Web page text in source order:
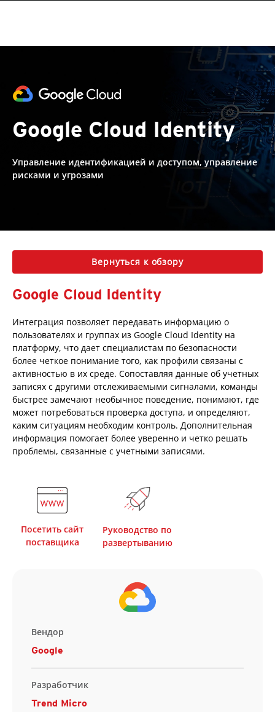
Google Cloud Identity
Управление идентификацией и доступом, управление
рисками и угрозами
Вернуться к обзору
Google Cloud Identity
Интеграция позволяет передавать информацию о
пользователях и группах из Google Cloud Identity на
платформу, что дает специалистам по безопасности
более четкое понимание того, как профили связаны с
активностью в их среде. Сопоставляя данные об учетных
записях с другими отслеживаемыми сигналами, команды
быстрее замечают необычное поведение, понимают, где
может потребоваться проверка доступа, и определяют,
каким ситуациям необходим контроль. Дополнительная
информация помогает более уверенно и четко решать
проблемы, связанные с учетными записями.
Посетить сайт
поставщика
Руководство по
развертыванию
Вендор
Google
Разработчик
Trend Micro